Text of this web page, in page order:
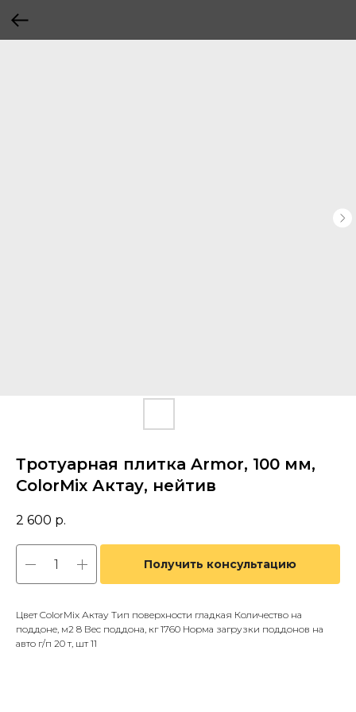
Тротуарная плитка Armor, 100 мм,
ColorMix Актау, нейтив
2 600 р.
Получить консультацию
Цвет ColorMix Актау Тип поверхности гладкая Количество на
поддоне, м2 8 Вес поддона, кг 1760 Норма загрузки поддонов на
авто г/п 20 т, шт 11